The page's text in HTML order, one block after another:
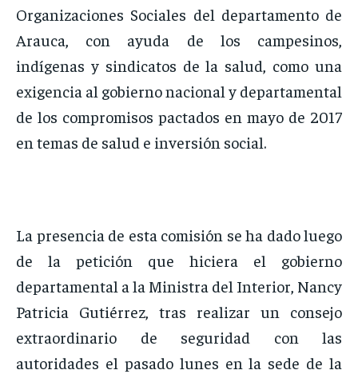
Organizaciones Sociales del departamento de
Arauca, con ayuda de los campesinos,
indígenas y sindicatos de la salud, como una
exigencia al gobierno nacional y departamental
de los compromisos pactados en mayo de 2017
en temas de salud e inversión social.
La presencia de esta comisión se ha dado luego
de la petición que hiciera el gobierno
departamental a la Ministra del Interior, Nancy
Patricia Gutiérrez, tras realizar un consejo
extraordinario de seguridad con las
autoridades el pasado lunes en la sede de la